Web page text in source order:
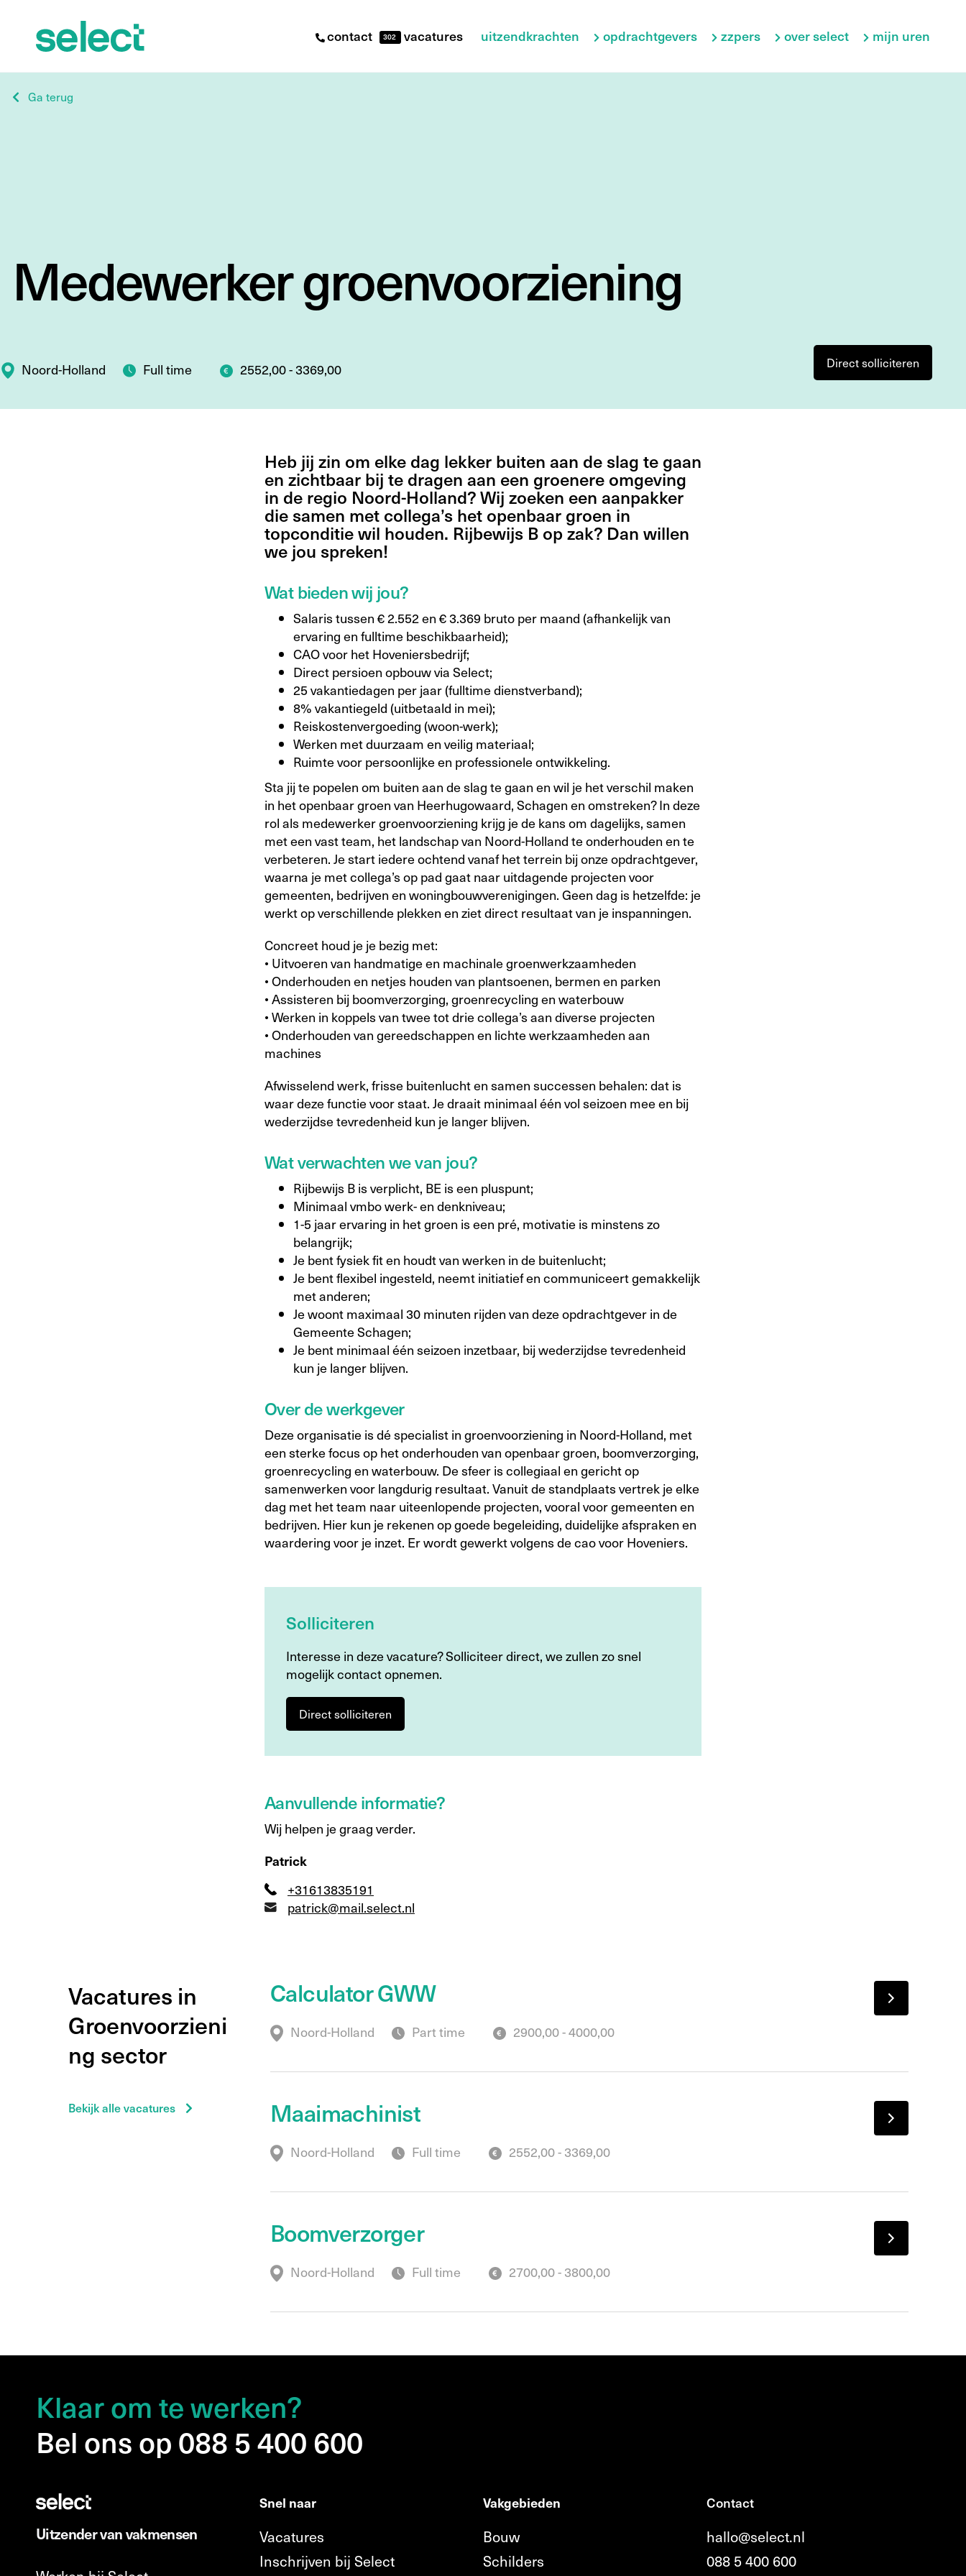
contact 302 vacatures uitzendkrachten opdrachtgevers zzpers over select mijn uren
Ga terug
Medewerker groenvoorziening
Noord-Holland Full time 2552,00 - 3369,00 Direct solliciteren
Heb jij zin om elke dag lekker buiten aan de slag te gaan
en zichtbaar bij te dragen aan een groenere omgeving
in de regio Noord-Holland? Wij zoeken een aanpakker
die samen met collega’s het openbaar groen in
topconditie wil houden. Rijbewijs B op zak? Dan willen
we jou spreken!
Wat bieden wij jou?
Salaris tussen € 2.552 en € 3.369 bruto per maand (afhankelijk van
ervaring en fulltime beschikbaarheid);
CAO voor het Hoveniersbedrijf;
Direct persioen opbouw via Select;
25 vakantiedagen per jaar (fulltime dienstverband);
8% vakantiegeld (uitbetaald in mei);
Reiskostenvergoeding (woon-werk);
Werken met duurzaam en veilig materiaal;
Ruimte voor persoonlijke en professionele ontwikkeling.
Sta jij te popelen om buiten aan de slag te gaan en wil je het verschil maken
in het openbaar groen van Heerhugowaard, Schagen en omstreken? In deze
rol als medewerker groenvoorziening krijg je de kans om dagelijks, samen
met een vast team, het landschap van Noord-Holland te onderhouden en te
verbeteren. Je start iedere ochtend vanaf het terrein bij onze opdrachtgever,
waarna je met collega’s op pad gaat naar uitdagende projecten voor
gemeenten, bedrijven en woningbouwverenigingen. Geen dag is hetzelfde: je
werkt op verschillende plekken en ziet direct resultaat van je inspanningen.
Concreet houd je je bezig met:
• Uitvoeren van handmatige en machinale groenwerkzaamheden
• Onderhouden en netjes houden van plantsoenen, bermen en parken
• Assisteren bij boomverzorging, groenrecycling en waterbouw
• Werken in koppels van twee tot drie collega’s aan diverse projecten
• Onderhouden van gereedschappen en lichte werkzaamheden aan
machines
Afwisselend werk, frisse buitenlucht en samen successen behalen: dat is
waar deze functie voor staat. Je draait minimaal één vol seizoen mee en bij
wederzijdse tevredenheid kun je langer blijven.
Wat verwachten we van jou?
Rijbewijs B is verplicht, BE is een pluspunt;
Minimaal vmbo werk- en denkniveau;
1-5 jaar ervaring in het groen is een pré, motivatie is minstens zo
belangrijk;
Je bent fysiek fit en houdt van werken in de buitenlucht;
Je bent flexibel ingesteld, neemt initiatief en communiceert gemakkelijk
met anderen;
Je woont maximaal 30 minuten rijden van deze opdrachtgever in de
Gemeente Schagen;
Je bent minimaal één seizoen inzetbaar, bij wederzijdse tevredenheid
kun je langer blijven.
Over de werkgever
Deze organisatie is dé specialist in groenvoorziening in Noord-Holland, met
een sterke focus op het onderhouden van openbaar groen, boomverzorging,
groenrecycling en waterbouw. De sfeer is collegiaal en gericht op
samenwerken voor langdurig resultaat. Vanuit de standplaats vertrek je elke
dag met het team naar uiteenlopende projecten, vooral voor gemeenten en
bedrijven. Hier kun je rekenen op goede begeleiding, duidelijke afspraken en
waardering voor je inzet. Er wordt gewerkt volgens de cao voor Hoveniers.
Solliciteren
Interesse in deze vacature? Solliciteer direct, we zullen zo snel
mogelijk contact opnemen.
Direct solliciteren
Aanvullende informatie?
Wij helpen je graag verder.
Patrick
+31613835191
patrick@mail.select.nl
Vacatures in
Groenvoorzieni
ng sector
Bekijk alle vacatures
Calculator GWW
Noord-Holland Part time 2900,00 - 4000,00
Maaimachinist
Noord-Holland Full time 2552,00 - 3369,00
Boomverzorger
Noord-Holland Full time 2700,00 - 3800,00
Klaar om te werken?
Bel ons op 088 5 400 600
Uitzender van vakmensen
Snel naar
Vacatures
Inschrijven bij Select
Vakgebieden
Bouw
Schilders
Contact
hallo@select.nl
088 5 400 600